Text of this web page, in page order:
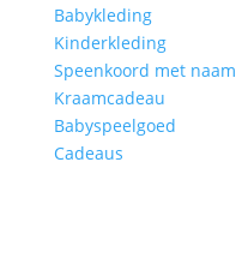
Babykleding
Kinderkleding
Speenkoord met naam
Kraamcadeau
Babyspeelgoed
Cadeaus